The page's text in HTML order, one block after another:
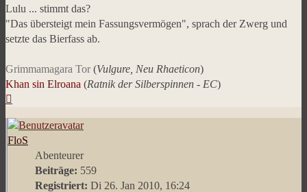
Lulu ... stimmt das?
"Das übersteigt mein Fassungsvermögen", sprach der Zwerg und
setzte das Bierfass ab.
Grimmamagara Tor (Vulgure, Neu Rhaeticon)
Khan sin Elroana (Ratnik der Silberspinnen - EC)
FloS
Abenteurer
Beiträge: 559
Registriert: Di 26. Jan 2010, 16:24